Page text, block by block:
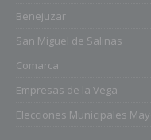
Benejuzar
San Miguel de Salinas
Comarca
Empresas de la Vega
Elecciones Municipales